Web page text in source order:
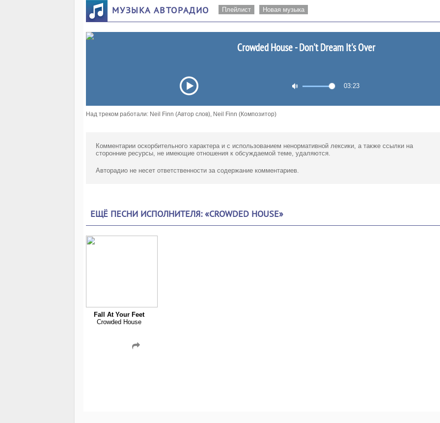
МУЗЫКА АВТОРАДИО Плейлист Новая музыка
Crowded House - Don't Dream It's Over
03:23
Над треком работали: Neil Finn (Автор слов), Neil Finn (Композитор)
Комментарии оскорбительного характера и с использованием ненормативной лексики,а также ссылки на
сторонние ресурсы, не имеющие отношения к обсуждаемой теме, удаляются.
Авторадио не несет ответственности за содержание комментариев.
ЕЩЁ ПЕСНИ ИСПОЛНИТЕЛЯ: «CROWDED HOUSE»
Fall At Your Feet
Crowded House